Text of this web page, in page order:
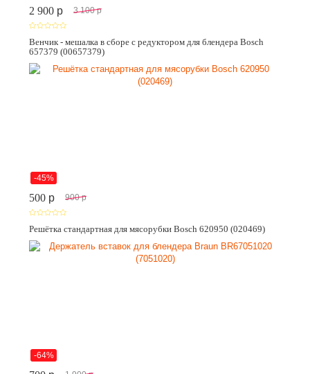
2 900 p 3 100 p
Венчик - мешалка в сборе с редуктором для блендера Bosch
657379 (00657379)
-45%
500 p 900 p
Решётка стандартная для мясорубки Bosch 620950 (020469)
-64%